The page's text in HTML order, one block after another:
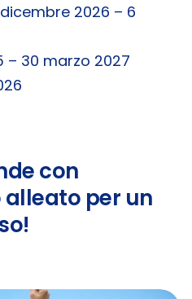
2026 – 6
– 30 marzo 2027
con
alleato per un